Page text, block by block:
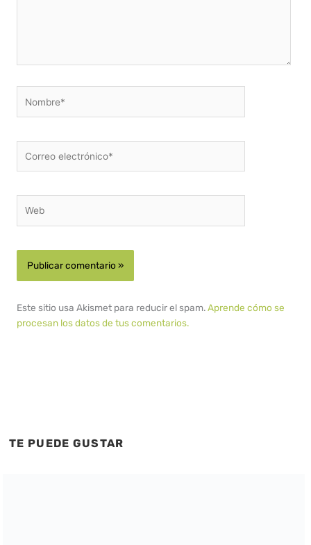
electrónico*
Este sitio usa Akismet para reducir el spam.Aprende cómo se
procesan los datos de tus comentarios.
TE PUEDE GUSTAR